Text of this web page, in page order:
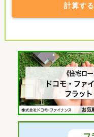
計算する